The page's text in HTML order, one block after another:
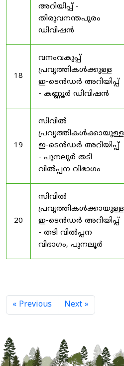
അറിയിപ്പ് -
തിരുവനന്തപുരം
ഡിവിഷൻ
18
വനംവകുപ്പ്
പ്രവൃത്തികൾക്കുള്ള
ഇ-ടെൻഡർ അറിയിപ്പ്
- കണ്ണൂർ ഡിവിഷൻ
19
സിവിൽ
പ്രവൃത്തികൾക്കായുള്ള
ഇ-ടെൻഡർ അറിയിപ്പ്
- പുനലൂർ തടി
വിൽപ്പന വിഭാഗം
20
സിവിൽ
പ്രവൃത്തികൾക്കായുള്ള
ഇ-ടെൻഡർ അറിയിപ്പ്
- തടി വിൽപ്പന
വിഭാഗം, പുനലൂർ
« Previous Next »